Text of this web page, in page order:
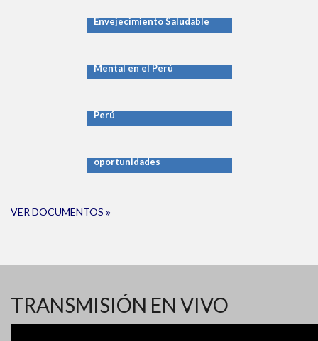
Envejecimiento Saludable
Mental en el Perú
Perú
oportunidades
VER DOCUMENTOS
TRANSMISIÓN EN VIVO